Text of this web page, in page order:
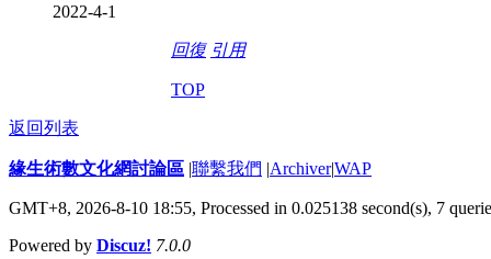
2022-4-1
回復 引用
TOP
返回列表
緣生術數文化網討論區 |聯繫我們 |Archiver|WAP
GMT+8, 2026-8-10 18:55, Processed in 0.025138 second(s), 7
Powered by Discuz! 7.0.0